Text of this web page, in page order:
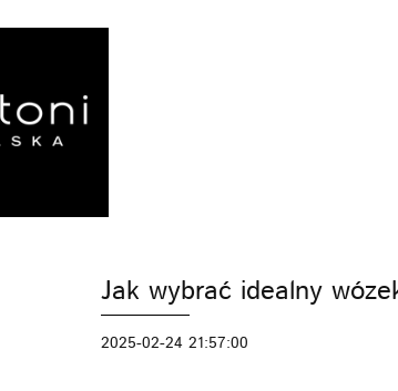
POZA DOMEM
Jak wybrać idealny
2025-02-24 21:57:00